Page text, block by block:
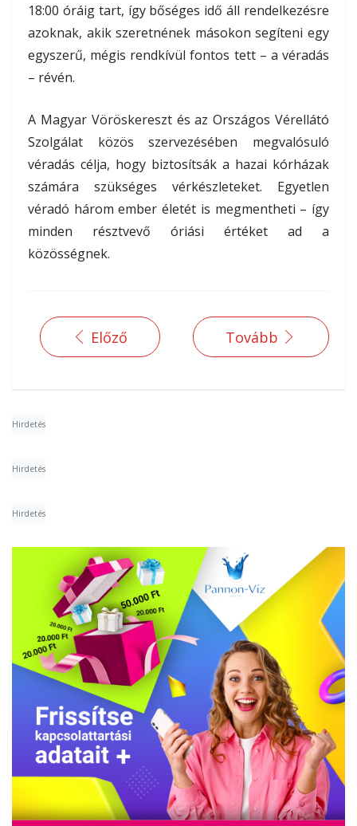
18:00 óráig tart, így bőséges idő áll rendelkezésre
azoknak, akik szeretnének másokon segíteni egy
egyszerű, mégis rendkívül fontos tett – a véradás
– révén.
A Magyar Vöröskereszt és az Országos Vérellátó
Szolgálat közös szervezésében megvalósuló
véradás célja, hogy biztosítsák a hazai kórházak
számára szükséges vérkészleteket. Egyetlen
véradó három ember életét is megmentheti – így
minden résztvevő óriási értéket ad a
közösségnek.
Előző Tovább
Hirdetés
Hirdetés
Hirdetés